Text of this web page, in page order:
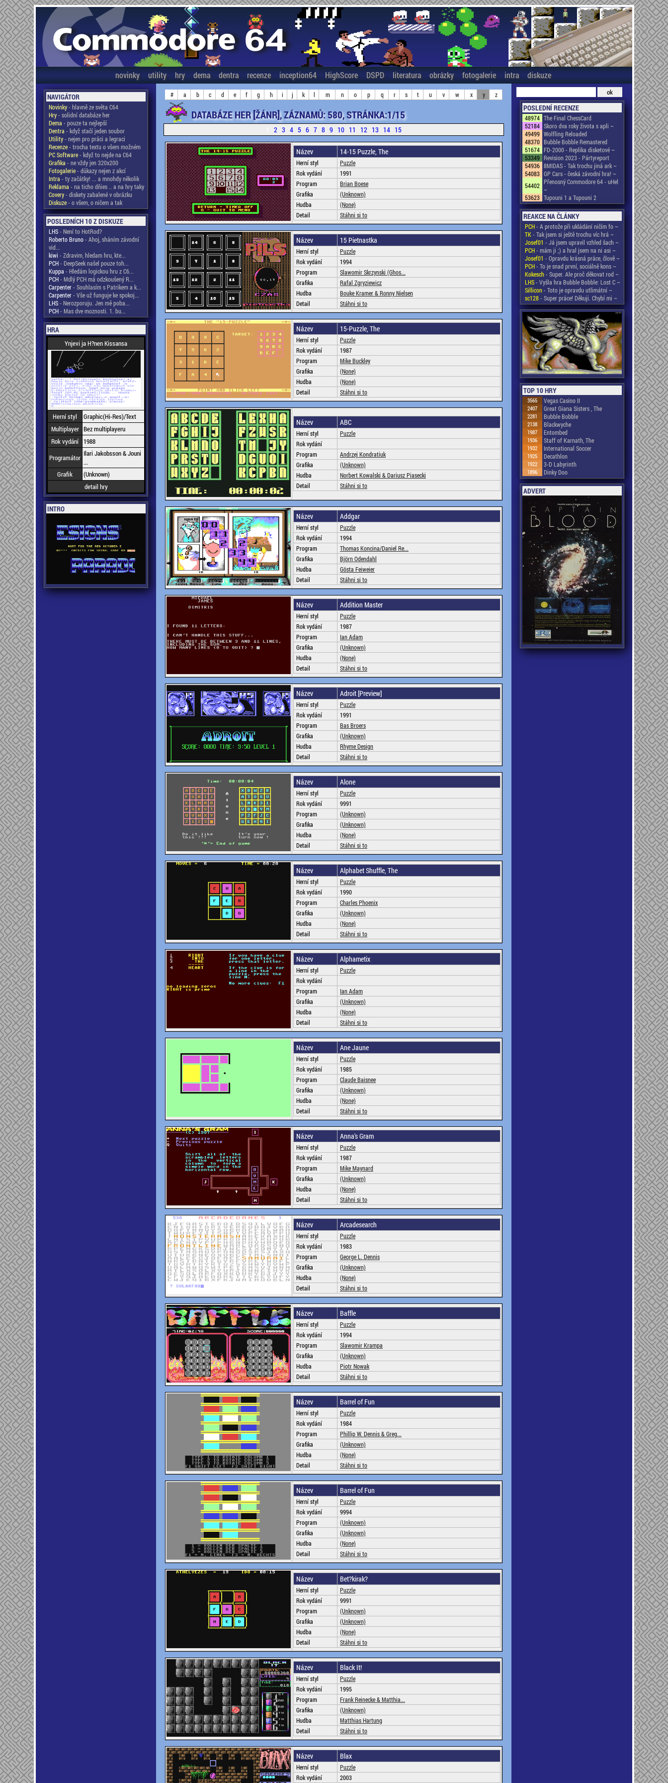
novinky utility hry dema dentra recenze inception64 HighScore DSPD literatura obrázky fotogalerie intra diskuze
NAVIGÁTOR
Novinky- hlavně ze světa C64
Hry- solidní databáze her
Dema - pouze ta nejlepší
Dentra - když stačí jeden soubor
Utility- nejen pro práci a legraci
Recenze- trocha textu o všem možném
PC Software- když to nejde na C64
Grafika - ne vždy jen 320x200
Fotogalerie- důkazy nejen z akcí
Intra - ty začátky! ... a mnohdy několik
Reklama - na ticho dňies .. a na hry taky
Covery- diskety zabalené v obrázku
Diskuze- o všem, o ničem a tak
POSLEDNÍCH 10 Z DISKUZE
LHS- Není to HotRod?
Roberto Bruno- Ahoj, sháním závodní
vid...
kiwi - Zdravim, hledam hru, kte...
PCH- DeepSeek našel pouze toh...
Kuppa - Hledám logickou hru z C6...
PCH- Mdlý PCH má odzkoušený R...
Carpenter- Souhlasím s Patrikem a k...
Carpenter- Vše už funguje ke spokoj...
LHS- Nerozporuju. Jen mě poba...
PCH- Mas dve moznosti. 1. bu...
HRA
Ynjevi ja H?nen Kissansa
Herní styl
Graphic(Hi-Res)/Text
Multiplayer Bez multiplayeru
Rok vydání
1988
Programátor Ilari Jakobsson & Jouni
...
Grafik
(Unknown)
detail hry
INTRO
# a b c d e f g h i j k l m n o p q r s t u v w x y z
DATABÁZE HER [ŽÁNR], ZÁZNAMŮ: 580, STRÁNKA:1/15
2 3 4 5 6 7 8 9 10 11 12 13 14 15
Název 14-15 Puzzle, The
Herní styl
Puzzle
Rok vydání
1991
Program
Brian Boese
Grafika
(Unknown)
Hudba
(None)
Detail
Stáhni si to
Název 15 Pietnastka
Herní styl
Puzzle
Rok vydání
1994
Program
Slawomir Skrzynski (Ghos...
Grafika
Rafal Zgryziewicz
Hudba
Bouke Kramer & Ronny Nielsen
Detail
Stáhni si to
Název 15-Puzzle, The
Herní styl
Puzzle
Rok vydání
1987
Program
Mike Buckley
Grafika
(None)
Hudba
(None)
Detail
Stáhni si to
Název ABC
Herní styl
Puzzle
Rok vydání
Program
Andrzej Kondratiuk
Grafika
(Unknown)
Hudba
Norbert Kowalski & Dariusz Piasecki
Detail
Stáhni si to
Název Addgar
Herní styl
Puzzle
Rok vydání
1994
Program
Thomas Koncina/Daniel Re...
Grafika
Björn Odendahl
Hudba
Gösta Feiweier
Detail
Stáhni si to
Název Addition Master
Herní styl
Puzzle
Rok vydání
1987
Program
Ian Adam
Grafika
(Unknown)
Hudba
(None)
Detail
Stáhni si to
Název Adroit [Preview]
Herní styl
Puzzle
Rok vydání
1991
Program
Bas Broers
Grafika
(Unknown)
Hudba
Rhyme Design
Detail
Stáhni si to
Název Alone
Herní styl
Puzzle
Rok vydání
9991
Program
(Unknown)
Grafika
(Unknown)
Hudba
(None)
Detail
Stáhni si to
Název Alphabet Shuffle, The
Herní styl
Puzzle
Rok vydání
1990
Program
Charles Phoenix
Grafika
(Unknown)
Hudba
(None)
Detail
Stáhni si to
Název Alphametix
Herní styl
Puzzle
Rok vydání
Program
Ian Adam
Grafika
(Unknown)
Hudba
(None)
Detail
Stáhni si to
Název Ane Jaune
Herní styl
Puzzle
Rok vydání
1985
Program
Claude Baisnee
Grafika
(Unknown)
Hudba
(None)
Detail
Stáhni si to
Název Anna's Gram
Herní styl
Puzzle
Rok vydání
1987
Program
Mike Maynard
Grafika
(Unknown)
Hudba
(None)
Detail
Stáhni si to
Název Arcadesearch
Herní styl
Puzzle
Rok vydání
1983
Program
George L. Dennis
Grafika
(Unknown)
Hudba
(None)
Detail
Stáhni si to
Název Baffle
Herní styl
Puzzle
Rok vydání
1994
Program
Slawomir Krampa
Grafika
(Unknown)
Hudba
Piotr Nowak
Detail
Stáhni si to
Název Barrel of Fun
Herní styl
Puzzle
Rok vydání
1984
Program
Phillip W. Dennis & Greg...
Grafika
(Unknown)
Hudba
(None)
Detail
Stáhni si to
Název Barrel of Fun
Herní styl
Puzzle
Rok vydání
9994
Program
(Unknown)
Grafika
(Unknown)
Hudba
(None)
Detail
Stáhni si to
Název Bet?kirak?
Herní styl
Puzzle
Rok vydání
9991
Program
(Unknown)
Grafika
(Unknown)
Hudba
(None)
Detail
Stáhni si to
Název Black It!
Herní styl
Puzzle
Rok vydání
1995
Program
Frank Reinecke & Matthia...
Grafika
(Unknown)
Hudba
Matthias Hartung
Detail
Stáhni si to
Název Blax
Herní styl
Puzzle
Rok vydání
2003
POSLEDNÍ RECENZE
48974 The Final ChessCard
52184 Skoro dva roky života s apli ~
49499 Wolfling Reloaded
48370 Bubble Bobble Remastered
51674 FD-2000 - Replika disketové ~
53349 Revision 2023 - Pártyreport
54936 8MIDAS - Tak trochu jiná ark ~
54083 GP Cars - česká závodní hra! ~
54402 Přenosný Commodore 64 - uHel
~
53623 Tupouni 1 a Tupouni 2
REAKCE NA ČLÁNKY
PCH- A protože při ukládání ničím fo ~
TK- Tak jsem si ještě trochu víc hrá ~
Josef01 - Já jsem upravil vzhled šach ~
PCH- mám ji ;) a hral jsem na ni asi ~
Josef01 - Opravdu krásná práce, člově ~
PCH- To je snad první, sociálně kons ~
Kokesch- Super. Ale proč děkovat rod ~
LHS- Vyšla hra Bubble Bobble: Lost C ~
Sillicon- Toto je opravdu utlimátní ~
sc128- Super práce! Děkuji. Chybí mi ~
TOP 10 HRY
3565 Vegas Casino II
2407 Great Giana Sisters , The
2281 Bubble Bobble
2138 Blackwyche
1987 Entombed
1936 Staff of Karnath, The
1932 International Soccer
1925 Decathlon
1922 3-D Labyrinth
1896 Dinky Doo
ADVERT